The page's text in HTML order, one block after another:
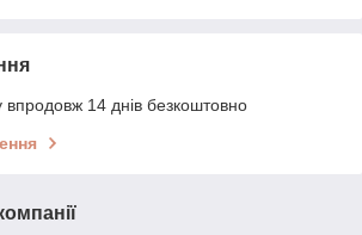
14 днів безкоштовно